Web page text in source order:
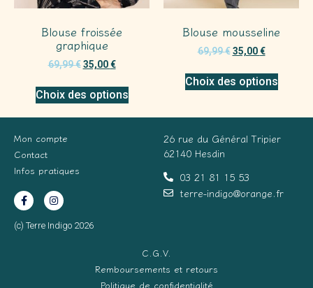
Blouse froissée
graphique
69,99€ 35,00€
Choix des options
Blouse mousseline
69,99€ 35,00€
Choix des options
Mon compte
Contact
Infos pratiques
(c) Terre Indigo 2026
26 rue du Général Tripier
62140 Hesdin
03 21 81 15 53
terre-indigo@orange.fr
C.G.V.
Remboursements et retours
Politique de confidentialité